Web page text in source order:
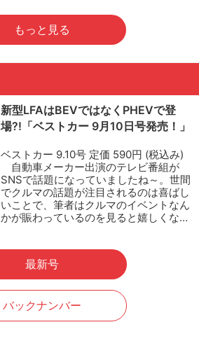
もっと見る
新型LFAはBEVではなくPHEVで登
場?!「ベストカー 9月10日号発売！」
ベストカー 9.10号 定価 590円 (税込み)
自動車メーカー出演のテレビ番組が
SNSで話題になっていましたね～。世間
でクルマの話題が注目されるのは喜ばし
いことで、筆者はクルマのイベントなん
かが賑わっているのを見ると嬉しくな…
最新号
バックナンバー